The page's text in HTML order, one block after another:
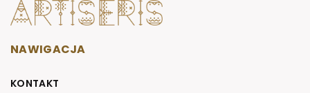
NAWIGACJA
KONTAKT